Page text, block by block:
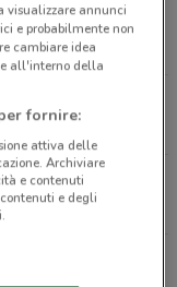
visualizzare annunci
e probabilmente non
cambiare idea
all'interno della
fornire:
attiva delle
Archiviare
e contenuti
e degli